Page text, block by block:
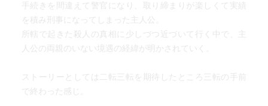
手続きを間違えて警官になり、取り締まりが楽しくて実績
を積み刑事になってしまった主人公。
所轄で起きた殺人の真相に少しづつ近づいて行く中で、主
人公の両親のいない境遇の経緯が明かされていく。
ストーリーとしては二転三転を期待したところ三転の手前
で終わった感じ。